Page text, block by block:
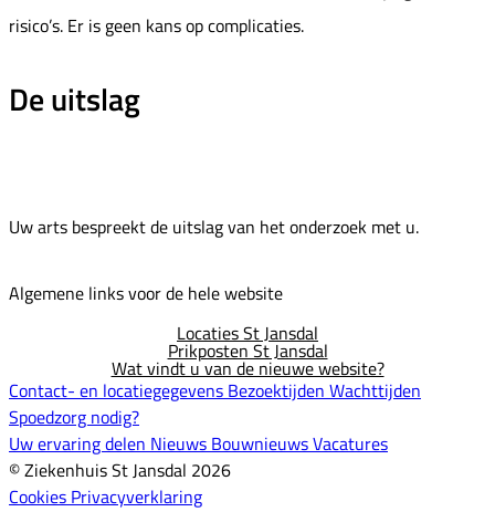
risico’s. Er is geen kans op complicaties.
De uitslag
Uw arts bespreekt de uitslag van het onderzoek met u.
Algemene links voor de hele website
Locaties St Jansdal
Prikposten St Jansdal
Wat vindt u van de nieuwe website?
Contact- en locatiegegevens Bezoektijden Wachttijden
Spoedzorg nodig?
Uw ervaring delen Nieuws BouwnieuwsVacatures
© Ziekenhuis St Jansdal 2026
Cookies Privacyverklaring